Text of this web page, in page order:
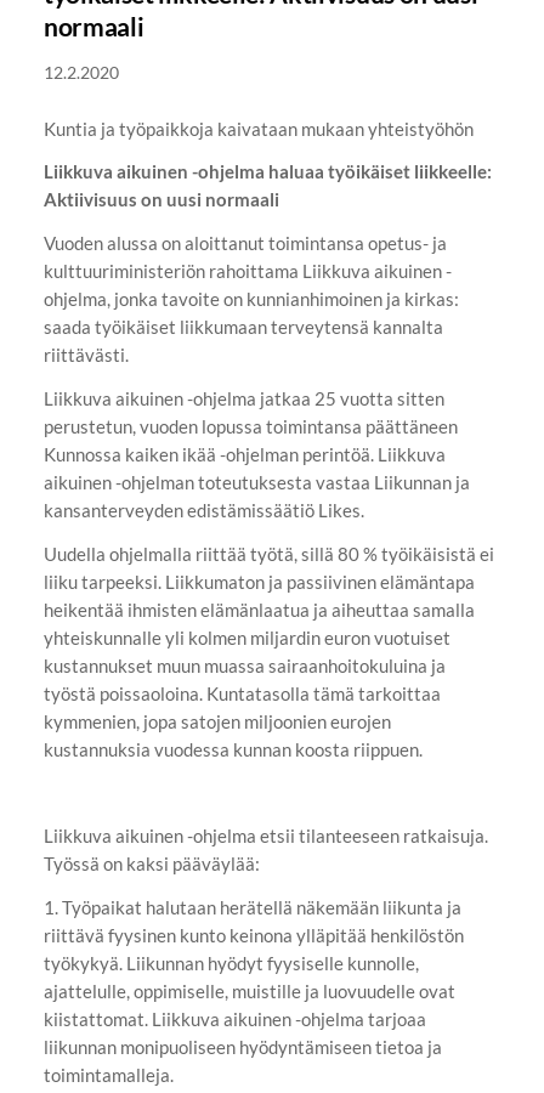
normaali
12.2.2020
Kuntia ja työpaikkoja kaivataan mukaan yhteistyöhön
Liikkuva aikuinen -ohjelma haluaa työikäiset liikkeelle:
Aktiivisuus on uusi normaali
Vuoden alussa on aloittanut toimintansa opetus- ja
kulttuuriministeriön rahoittama Liikkuva aikuinen -
ohjelma, jonka tavoite on kunnianhimoinen ja kirkas:
saada työikäiset liikkumaan terveytensä kannalta
riittävästi.
Liikkuva aikuinen -ohjelma jatkaa 25 vuotta sitten
perustetun, vuoden lopussa toimintansa päättäneen
Kunnossa kaiken ikää -ohjelman perintöä. Liikkuva
aikuinen -ohjelman toteutuksesta vastaa Liikunnan ja
kansanterveyden edistämissäätiö Likes.
Uudella ohjelmalla riittää työtä, sillä 80 % työikäisistä ei
liiku tarpeeksi. Liikkumaton ja passiivinen elämäntapa
heikentää ihmisten elämänlaatua ja aiheuttaa samalla
yhteiskunnalle yli kolmen miljardin euron vuotuiset
kustannukset muun muassa sairaanhoitokuluina ja
työstä poissaoloina. Kuntatasolla tämä tarkoittaa
kymmenien, jopa satojen miljoonien eurojen
kustannuksia vuodessa kunnan koosta riippuen.
Liikkuva aikuinen -ohjelma etsii tilanteeseen ratkaisuja.
Työssä on kaksi pääväylää:
1. Työpaikat halutaan herätellä näkemään liikunta ja
riittävä fyysinen kunto keinona ylläpitää henkilöstön
työkykyä. Liikunnan hyödyt fyysiselle kunnolle,
ajattelulle, oppimiselle, muistille ja luovuudelle ovat
kiistattomat. Liikkuva aikuinen -ohjelma tarjoaa
liikunnan monipuoliseen hyödyntämiseen tietoa ja
toimintamalleja.